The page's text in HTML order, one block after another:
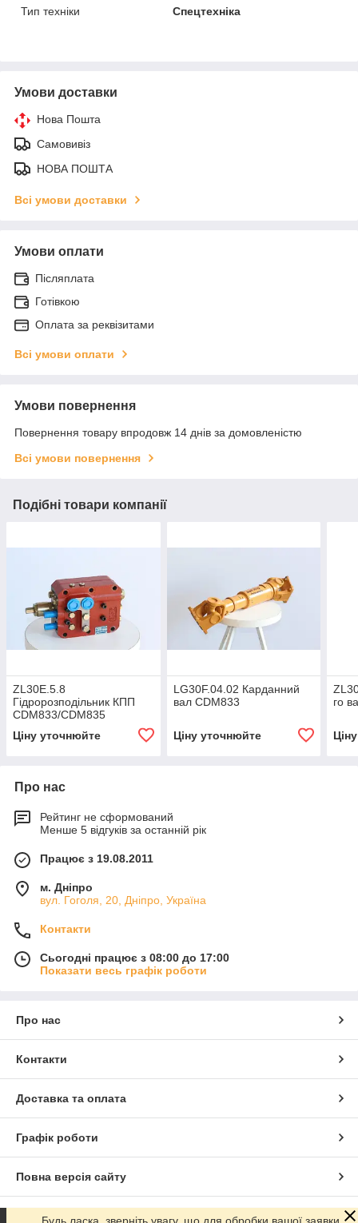
Тип техніки
Спецтехніка
Умови доставки
Нова Пошта
Самовивіз
НОВА ПОШТА
Всі умови доставки
Умови оплати
Післяплата
Готівкою
Оплата за реквізитами
Всі умови оплати
Умови повернення
Повернення товару впродовж 14 днів за домовленістю
Всі умови повернення
Подібні товари компанії
ZL30E.5.8
Гідророзподільник КПП
CDM833/CDM835
Ціну уточнюйте
LG30F.04.02 Карданний
вал CDM833
Ціну уточнюйте
го
Про нас
Рейтинг не сформований
Менше 5 відгуків за останній рік
Працює з 19.08.2011
м. Дніпро
вул. Гоголя, 20, Дніпро, Україна
Контакти
Сьогодні працює з 08:00 до 17:00
Показати весь графік роботи
Про нас
Контакти
Доставка та оплата
Графік роботи
Повна версія сайту
Сайт створено на маркетплейсіProm.ua